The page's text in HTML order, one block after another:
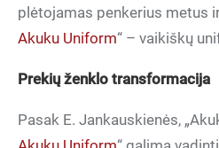
plėtojamas penkerius metus
Akuku Uniform“ – vaikiškų
Prekių ženklo transformacija
Pasak E. Jankauskienės,